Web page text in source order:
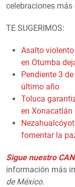
celebraciones
TE SUGERIMOS:
Asalto
en Otumba
Pendiente 3
último año
Toluca
en Xonacatlán
fomentar la
Sigue nuestro
información más
de México.